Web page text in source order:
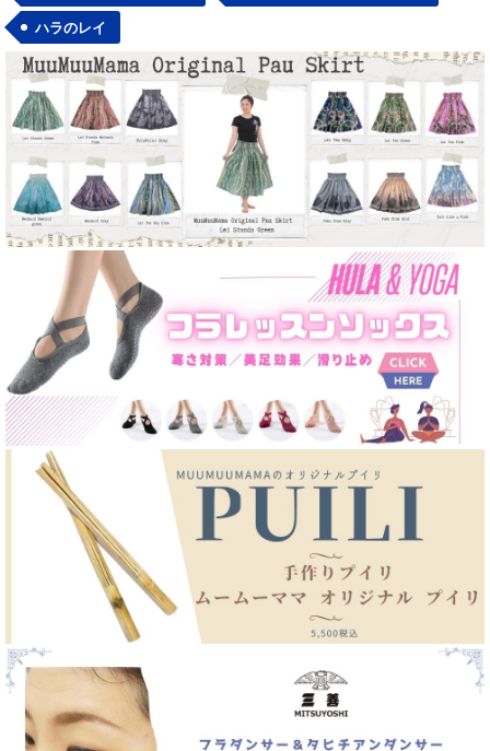
ハラのレイ